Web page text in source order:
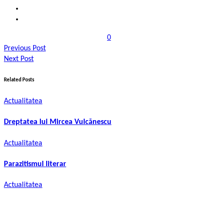
0
Previous Post
Next Post
Related Posts
Actualitatea
Dreptatea lui Mircea Vulcănescu
Actualitatea
Parazitismul literar
Actualitatea